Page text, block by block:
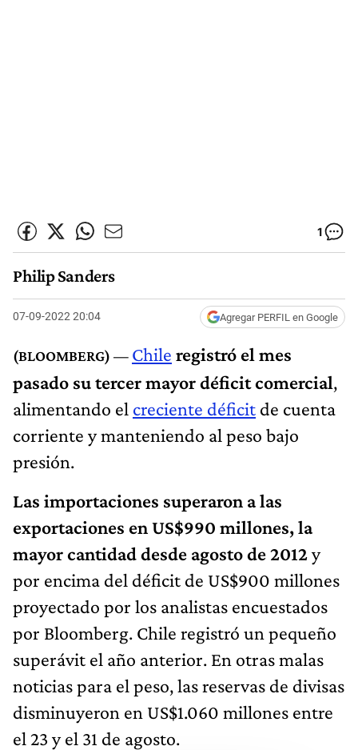
1
Philip Sanders
07-09-2022 20:04 Agregar PERFIL en Google
Chile registró el mes
pasado su tercer mayor déficit comercial,
alimentando el creciente déficit de cuenta
corriente y manteniendo al peso bajo
presión.
Las importaciones superaron a las
exportaciones en US$990 millones, la
mayor cantidad desde agosto de 2012y
por encima del déficit de US$900 millones
proyectado por los analistas encuestados
por Bloomberg. Chile registró un pequeño
superávit el año anterior. En otras malas
noticias para el peso, las reservas de divisas
disminuyeron en US$1.060 millones entre
el 23 y el 31 de agosto.